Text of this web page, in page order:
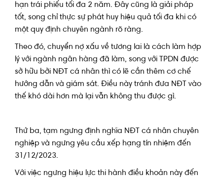
hạn trái phiếu tối đa 2 năm. Đây cũng là giải pháp
tốt, song chỉ thực sự phát huy hiệu quả tối đa khi có
một quy định chuyên ngành rõ ràng.
Theo đó, chuyển nợ xấu về tương lai là cách làm hợp
lý với ngành ngân hàng đã làm, song với TPDN được
sở hữu bởi NĐT cá nhân thì có lẽ cần thêm cơ chế
hướng dẫn và giám sát. Điều này tránh đưa NĐT vào
thế khó dài hơn mà lại vẫn không thu được gì.
Thứ ba, tạm ngưng định nghĩa NĐT cá nhân chuyên
nghiệp và ngưng yêu cầu xếp hạng tín nhiệm đến
31/12/2023.
Với việc ngưng hiệu lực thi hành điều khoản này đến